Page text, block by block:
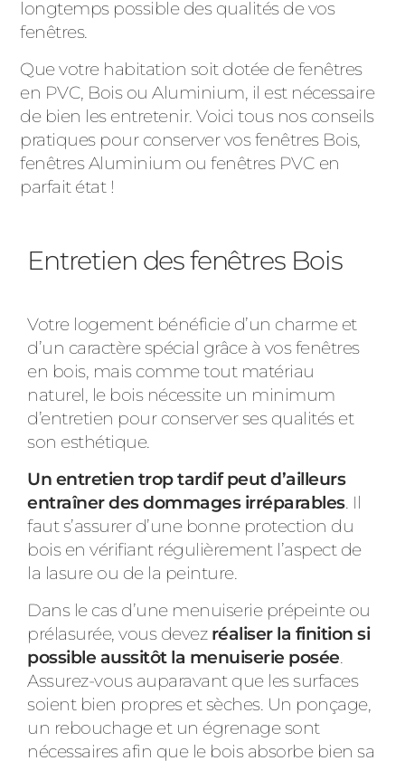
longtemps possible des qualités de vos
fenêtres.
Que votre habitation soit dotée de fenêtres
en PVC, Bois ou Aluminium, il est nécessaire
de bien les entretenir. Voici tous nos conseils
pratiques pour conserver vos fenêtres Bois,
fenêtres Aluminium ou fenêtres PVC en
parfait état !
Entretien des fenêtres Bois
Votre logement bénéficie d’un charme et
d’un caractère spécial grâce à vos fenêtres
en bois, mais comme tout matériau
naturel, le bois nécessite un minimum
d’entretien pour conserver ses qualités et
son esthétique.
Un entretien trop tardif peut d’ailleurs
entraîner des dommages irréparables. Il
faut s’assurer d’une bonne protection du
bois en vérifiant régulièrement l’aspect de
la lasure ou de la peinture.
Dans le cas d’une menuiserie prépeinte ou
prélasurée, vous devez réaliser la finition si
possible aussitôt la menuiserie posée.
Assurez-vous auparavant que les surfaces
soient bien propres et sèches. Un ponçage,
un rebouchage et un égrenage sont
nécessaires afin que le bois absorbe bien sa
PVC
PORTAILS ET PORTILLONS
CARPORTS
CLÔTURES